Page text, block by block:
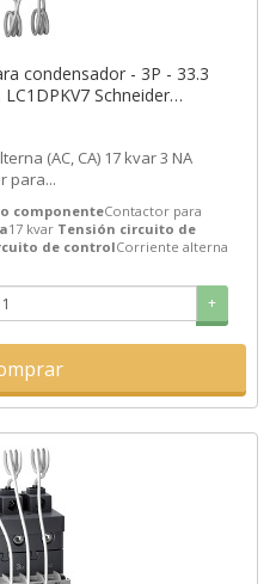
condensador - 3P - 33.3
Schneider
para...
componenteContactor para
17 kvar Tensión circuito de
de controlCorriente alterna
+